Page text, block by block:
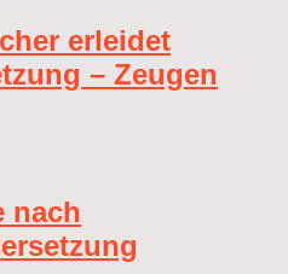
erleidet
– Zeugen
nach